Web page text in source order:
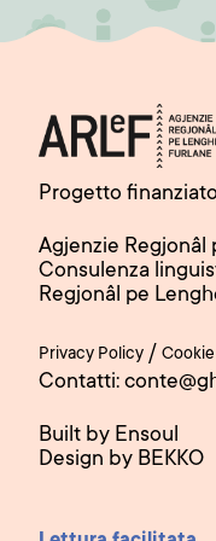
Progetto
Agjenzie Regjonâl
Consulenza
Regjonâl pe
Privacy Policy /
Contatti:
Built by Ensoul
Design by BEKKO